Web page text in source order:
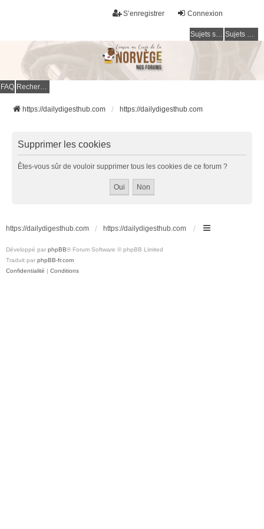
Connexion
S’enregistrer
Sujets sans réponse Sujets actifs
FAQ Rechercher
https://dailydigesthub.com https://dailydigesthub.com
Supprimer les cookies
Êtes-vous sûr de vouloir supprimer tous les cookies de ce forum ?
https://dailydigesthub.com https://dailydigesthub.com
Développé par phpBB® Forum Software © phpBB Limited
Traduit par phpBB-fr.com
Confidentialité | Conditions